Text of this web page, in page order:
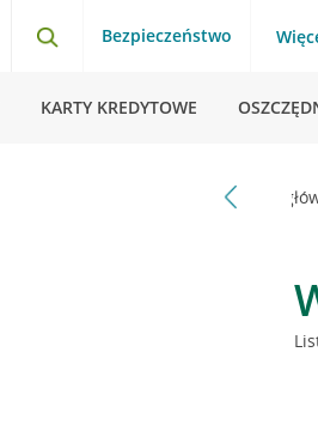
Bezpieczeństwo
KARTY KREDYTOWE
Strona